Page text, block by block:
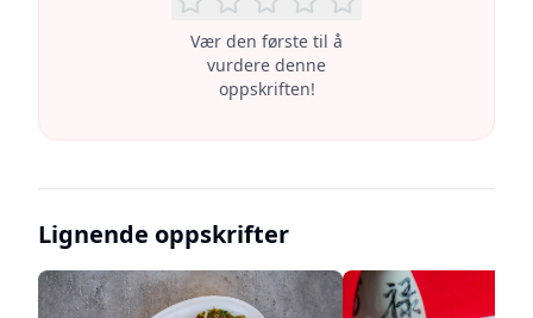
Vær den første til å
vurdere denne
oppskriften!
Lignende oppskrifter